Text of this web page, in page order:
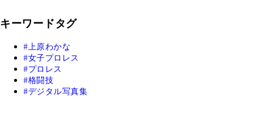
キーワードタグ
上原わかな
女子プロレス
プロレス
格闘技
デジタル写真集